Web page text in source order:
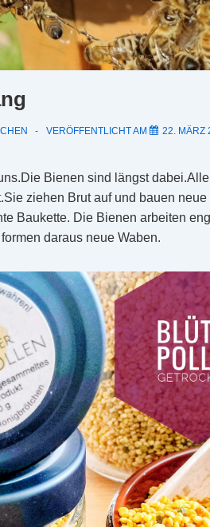
VERÖFFENTLICHT AM 22. MÄRZ
Bienen sind längst
ziehen Brut auf und bauen
Baukette. Die Bienen arbeiten
daraus neue Waben.